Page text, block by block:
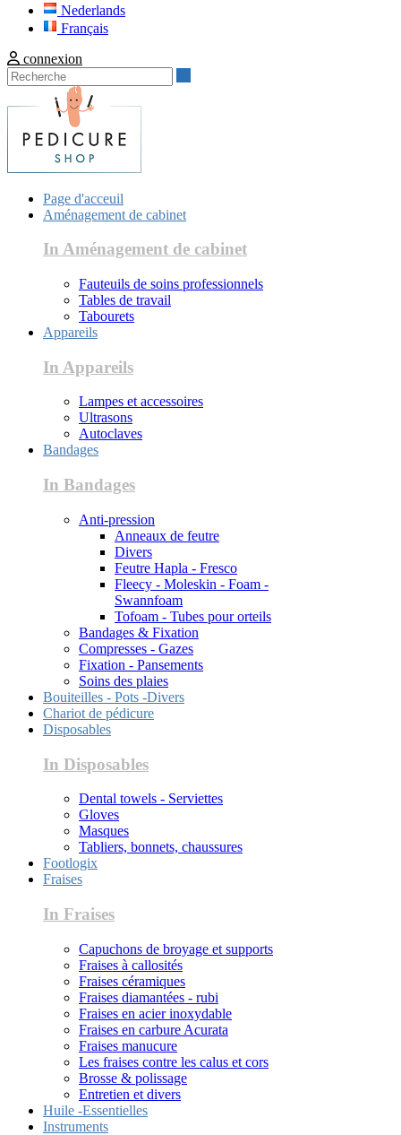
Nederlands
Français
connexion
Page d'acceuil
Aménagement de cabinet
In Aménagement de cabinet
Fauteuils de soins professionnels
Tables de travail
Tabourets
Appareils
In Appareils
Lampes et accessoires
Ultrasons
Autoclaves
Bandages
In Bandages
Anti-pression
Anneaux de feutre
Divers
Feutre Hapla - Fresco
Fleecy - Moleskin - Foam -
Swannfoam
Tofoam - Tubes pour orteils
Bandages & Fixation
Compresses - Gazes
Fixation - Pansements
Soins des plaies
Bouiteilles - Pots -Divers
Chariot de pédicure
Disposables
In Disposables
Dental towels - Serviettes
Gloves
Masques
Tabliers, bonnets, chaussures
Footlogix
Fraises
In Fraises
Capuchons de broyage et supports
Fraises à callosités
Fraises céramiques
Fraises diamantées - rubi
Fraises en acier inoxydable
Fraises en carbure Acurata
Fraises manucure
Les fraises contre les calus et cors
Brosse & polissage
Entretien et divers
Huile -Essentielles
Instruments